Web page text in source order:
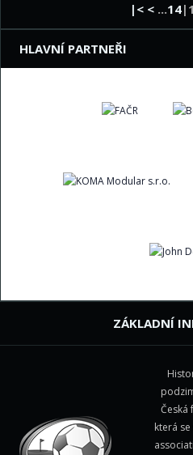
|< <...14
HLAVNÍ PARTNEŘI
ZÁKLADNÍ
Česká
která